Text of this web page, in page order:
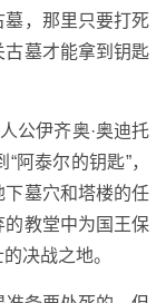
，那里只要打死
古墓才能拿到钥匙
公伊齐奥·奥迪托
阿泰尔的钥匙”，
下墓穴和塔楼的任
的教堂中为国王保
决战之地。